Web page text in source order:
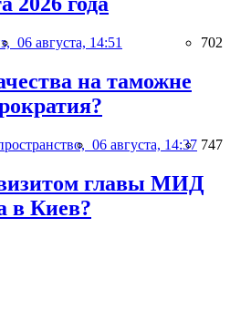
06 августа, 14:51 702
на таможне
06 августа, 14:37 747
главы МИД
в Киев?